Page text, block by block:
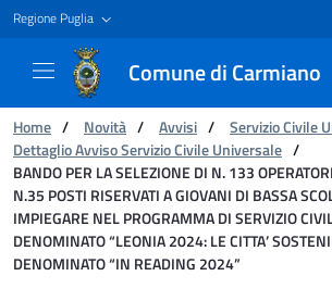
Regione Puglia
Comune di Carmiano
You are:
Home / Novità / Avvisi / Servizio Civile
Dettaglio Avviso Servizio Civile Universale /
BANDO PER LA SELEZIONE DI N. 133
N.35 POSTI RISERVATI A GIOVANI DI BASSA
IMPIEGARE NEL PROGRAMMA DI SERVIZIO
DENOMINATO “LEONIA 2024: LE CITTA’
DENOMINATO “IN READING 2024”